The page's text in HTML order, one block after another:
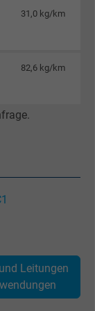
Analytics
Analysen.
eines
31,0 kg/km
82,6 kg/km
Leitungen